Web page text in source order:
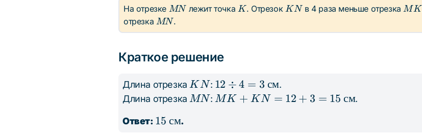
На отрезке MN
MNлежит точка K
K. Отрезок KN
KNв 4 раза меньше отрезкаMK
MK
отрезка MN
MN.
Краткое решение
Длина отрезка KN
KN: 12
\div 4
12 ÷ 4 = 3 см.
Длина отрезка MN
MN: MK +
MK + KN = 12 + 3 = 15 см.
Ответ: 15
15 см.